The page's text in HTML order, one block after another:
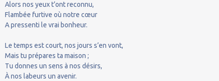
Alors nos yeux t’ont reconnu,
Flambée furtive où notre cœur
A pressenti le vrai bonheur.
Le temps est court, nos jours s’en vont,
Mais tu prépares ta maison ;
Tu donnes un sens à nos désirs,
À nos labeurs un avenir.